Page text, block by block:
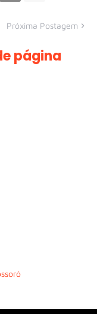
Próxima Postagem
página